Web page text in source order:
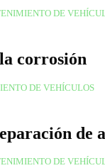
DE
corrosión
DE VEHÍCULOS
de
DE